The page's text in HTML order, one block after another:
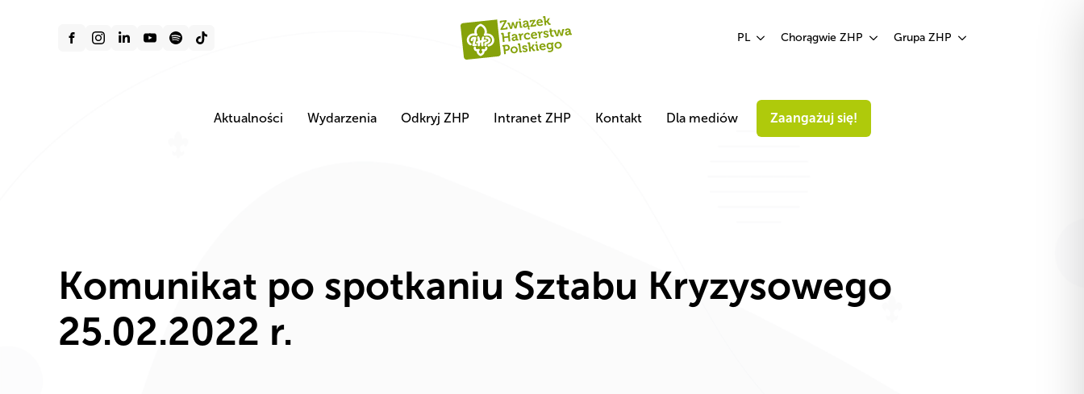
PL Chorągwie ZHP Grupa ZHP
Aktualności Wydarzenia Odkryj ZHP Intranet ZHP Kontakt Dla mediów Zaangażuj się!
Komunikat po spotkaniu Sztabu Kryzysowego
25.02.2022 r.